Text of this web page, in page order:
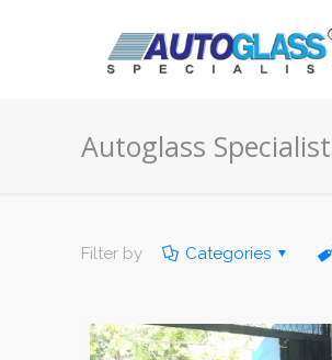
Autoglass Specialist
Filter by Categories